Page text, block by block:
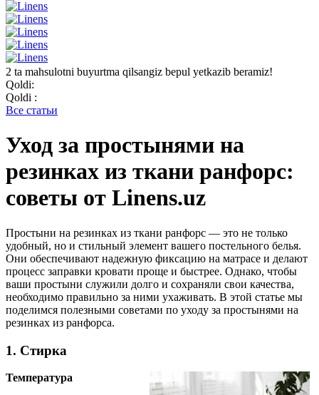
2 ta mahsulotni buyurtma qilsangiz bepul yetkazib beramiz!
Qoldi:
Qoldi :
Все статьи
Уход за простынями на
резинках из ткани ранфорс:
советы от Linens.uz
Простыни на резинках из ткани ранфорс — это не только
удобный, но и стильный элемент вашего постельного белья.
Они обеспечивают надежную фиксацию на матрасе и делают
процесс заправки кровати проще и быстрее. Однако, чтобы
ваши простыни служили долго и сохраняли свои качества,
необходимо правильно за ними ухаживать. В этой статье мы
поделимся полезными советами по уходу за простынями на
резинках из ранфорса.
1. Стирка
Температура